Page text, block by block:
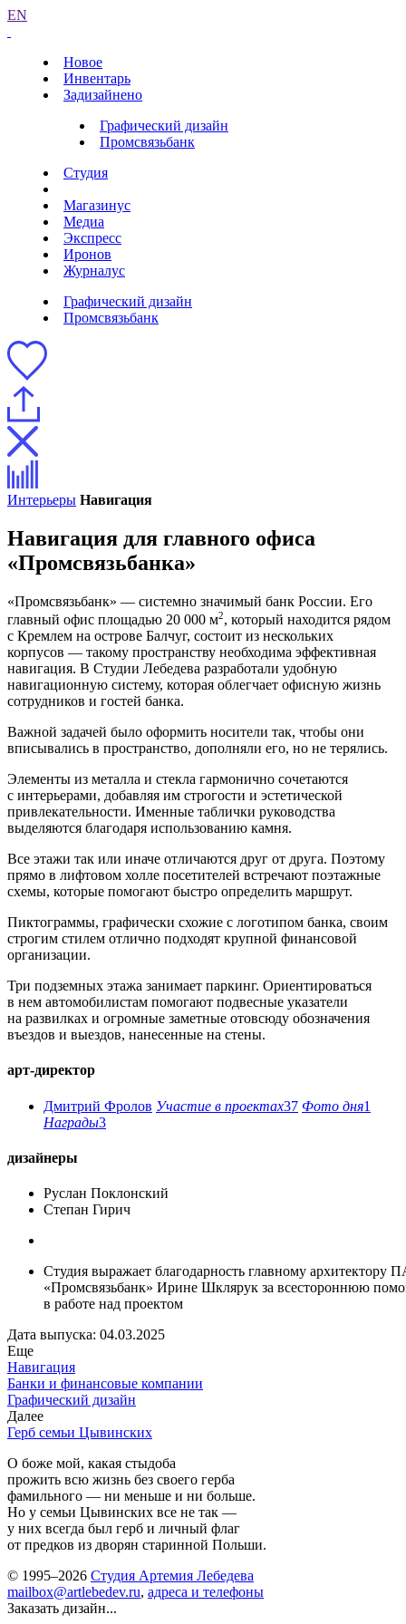
EN
Новое
Инвентарь
Задизайнено
Графический дизайн
Промсвязьбанк
Студия
Магазинус
Медиа
Экспресс
Иронов
Журналус
Графический дизайн
Промсвязьбанк
Интерьеры Навигация
Навигация для главного офиса
«Промсвязьбанка»
«Промсвязьбанк» — системно значимый банк России. Его
главный офис площадью 20 000 м2, который находится рядом
с Кремлем на острове Балчуг, состоит из нескольких
корпусов — такому пространству необходима эффективная
навигация. В Студии Лебедева разработали удобную
навигационную систему, которая облегчает офисную жизнь
сотрудников и гостей банка.
Важной задачей было оформить носители так, чтобы они
вписывались в пространство, дополняли его, но не терялись.
Элементы из металла и стекла гармонично сочетаются
с интерьерами, добавляя им строгости и эстетической
привлекательности. Именные таблички руководства
выделяются благодаря использованию камня.
Все этажи так или иначе отличаются друг от друга. Поэтому
прямо в лифтовом холле посетителей встречают поэтажные
схемы, которые помогают быстро определить маршрут.
Пиктограммы, графически схожие с логотипом банка, своим
строгим стилем отлично подходят крупной финансовой
организации.
Три подземных этажа занимает паркинг. Ориентироваться
в нем автомобилистам помогают подвесные указатели
на развилках и огромные заметные отовсюду обозначения
въездов и выездов, нанесенные на стены.
арт-директор
Дмитрий Фролов Участие в проектах37 Фото дня1
Награды3
дизайнеры
Руслан Поклонский
Степан Гирич
Студия выражает благодарность главному архитектору
«Промсвязьбанк» Ирине Шклярук за всестороннюю
в работе над проектом
Дата выпуска: 04.03.2025
Еще
Навигация
Банки и финансовые компании
Графический дизайн
Далее
Герб семьи Цывинских
О боже мой, какая стыдоба
прожить всю жизнь без своего герба
фамильного — ни меньше и ни больше.
Но у семьи Цывинских все не так —
у них всегда был герб и личный флаг
от предков из дворян старинной Польши.
© 1995–2026 Студия Артемия Лебедева
mailbox@artlebedev.ru, адреса и телефоны
Заказать дизайн...